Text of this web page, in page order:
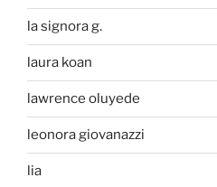
la signora g.
laura koan
lawrence oluyede
leonora giovanazzi
lia